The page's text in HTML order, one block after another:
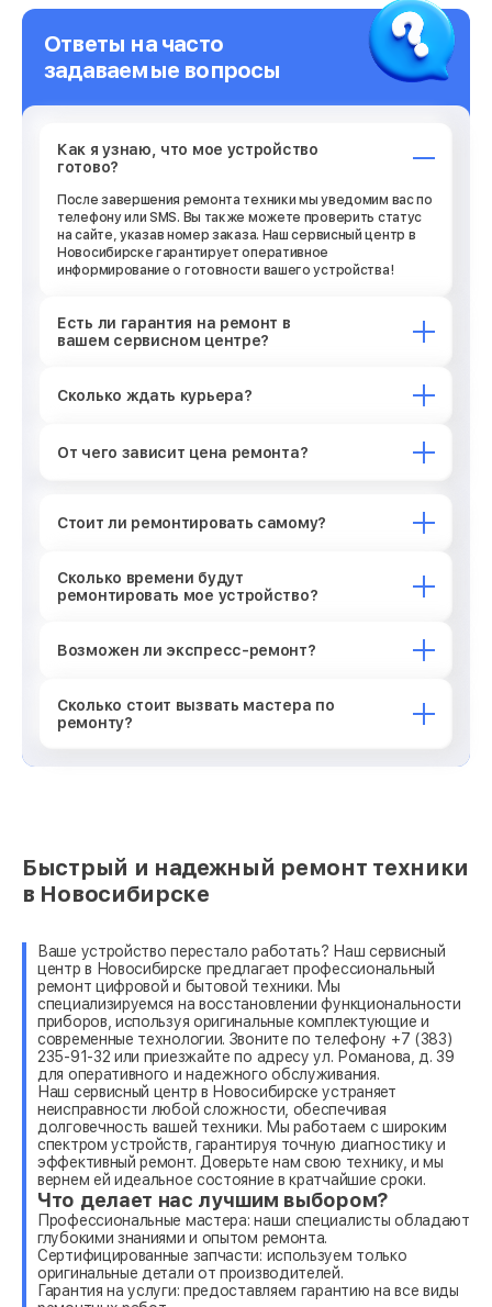
Ответы на часто
задаваемые вопросы
Как я узнаю, что мое устройство
готово?
После завершения ремонта техники мы уведомим вас по
телефону или SMS. Вы также можете проверить статус
на сайте, указав номер заказа. Наш сервисный центр в
Новосибирске гарантирует оперативное
информирование о готовности вашего устройства!
Есть ли гарантия на ремонт в
вашем сервисном центре?
Сколько ждать курьера?
От чего зависит цена ремонта?
Стоит ли ремонтировать самому?
Сколько времени будут
ремонтировать мое устройство?
Возможен ли экспресс-ремонт?
Сколько стоит вызвать мастера по
ремонту?
Быстрый и надежный ремонт техники
в Новосибирске
Ваше устройство перестало работать? Наш сервисный
центр в Новосибирске предлагает профессиональный
ремонт цифровой и бытовой техники. Мы
специализируемся на восстановлении функциональности
приборов, используя оригинальные комплектующие и
современные технологии. Звоните по телефону +7 (383)
235-91-32 или приезжайте по адресу ул. Романова, д. 39
для оперативного и надежного обслуживания.
Наш сервисный центр в Новосибирске устраняет
неисправности любой сложности, обеспечивая
долговечность вашей техники. Мы работаем с широким
спектром устройств, гарантируя точную диагностику и
эффективный ремонт. Доверьте нам свою технику, и мы
вернем ей идеальное состояние в кратчайшие сроки.
Что делает нас лучшим выбором?
Профессиональные мастера: наши специалисты обладают
глубокими знаниями и опытом ремонта.
Сертифицированные запчасти: используем только
оригинальные детали от производителей.
Гарантия на услуги: предоставляем гарантию на все виды